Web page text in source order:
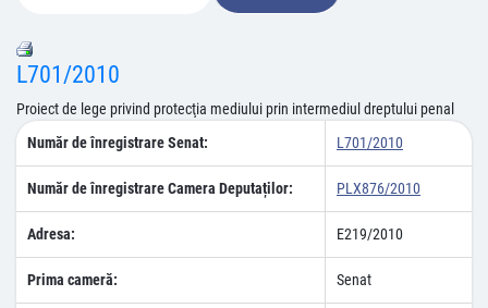
L701/2010
Proiect de lege privind protecţia mediului prin intermediul dreptului penal
Număr de înregistrare Senat:
L701/2010
Număr de înregistrare Camera Deputaților: PLX876/2010
Adresa: E219/2010
Prima cameră: Senat